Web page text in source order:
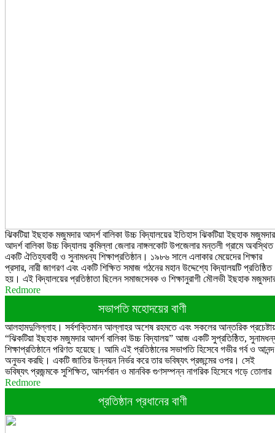
ঝিকটিয়া ইছহাক মজুমদার আদর্শ বালিকা উচ্চ বিদ্যালয়ের ইতিহাস ঝিকটিয়া ইছহাক মজুমদার
আদর্শ বালিকা উচ্চ বিদ্যালয় কুমিল্লা জেলার নাঙ্গলকোট উপজেলার মন্তলী গ্রামে অবস্থিত
একটি ঐতিহ্যবাহী ও সুনামধন্য শিক্ষাপ্রতিষ্ঠান। ১৯৮৬ সালে এলাকার মেয়েদের শিক্ষার
প্রসার, নারী জাগরণ এবং একটি শিক্ষিত সমাজ গঠনের মহান উদ্দেশ্যে বিদ্যালয়টি প্রতিষ্ঠিত
হয়। এই বিদ্যালয়ের প্রতিষ্ঠাতা ছিলেন সমাজসেবক ও শিক্ষানুরাগী মৌলভী ইছহাক
Redmore
সভাপতি মহোদয়ের বাণী
আলহামদুলিল্লাহ। সর্বশক্তিমান আল্লাহর অশেষ রহমতে এবং সকলের আন্তরিক
“ঝিকটিয়া ইছহাক মজুমদার আদর্শ বালিকা উচ্চ বিদ্যালয়” আজ একটি সুপ্রতিষ্ঠিত,
শিক্ষাপ্রতিষ্ঠানে পরিণত হয়েছে। আমি এই প্রতিষ্ঠানের সভাপতি হিসেবে গভীর গর্ব ও আনন্দ
অনুভব করছি। একটি জাতির উন্নয়ন নির্ভর করে তার ভবিষ্যৎ প্রজন্মের ওপর। সেই
ভবিষ্যৎ প্রজন্মকে সুশিক্ষিত, আদর্শবান ও মানবিক গুণসম্পন্ন নাগরিক হিসেবে গড়ে তোলার
Redmore
প্রতিষ্ঠান প্রধানের বাণী